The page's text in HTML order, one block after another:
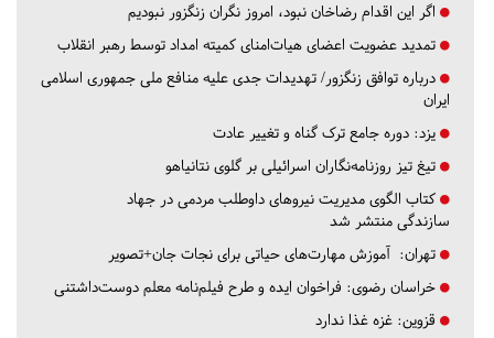
اگر این اقدام رضاخان نبود، امروز نگران زنگزور نبودیم
تمدید عضویت اعضای هیات‌امنای کمیته امداد توسط رهبر انقلاب
درباره توافق زنگزور/ تهدیدات جدی علیه منافع ملی جمهوری اسلامی
ایران
یزد: دوره جامع ترک گناه و تغییر عادت
تیغ تیز روزنامه‌نگاران اسرائیلی بر گلوی نتانیاهو
کتاب الگوی مدیریت نیروهای داوطلب مردمی در جهاد
سازندگی منتشر شد
تهران: آموزش مهارت‌های حیاتی برای نجات جان+تصویر
خراسان رضوی: فراخوان ایده و طرح فیلم‌نامه معلم دوست‌داشتنی
قزوین: غزه غذا ندارد